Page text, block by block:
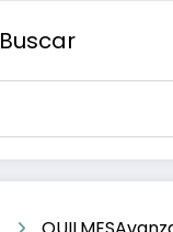
Buscar